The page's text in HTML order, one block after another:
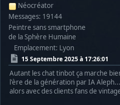
Néocréator
Messages: 19144
Peintre sans smartphone
de la Sphère Humaine
Emplacement: Lyon
15 Septembre 2025 à 17:26:01
Autant les chat tinbot ça marche
l'ère de la génération par IA
alors avec des clients fans de